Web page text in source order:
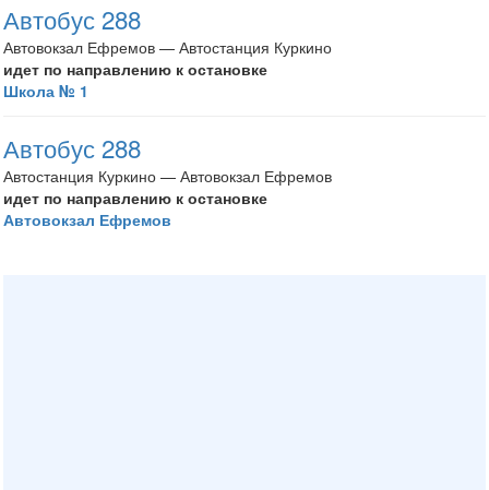
Автобус 288
Автовокзал Ефремов — Автостанция Куркино
идет по направлению к остановке
Школа № 1
Автобус 288
Автостанция Куркино — Автовокзал Ефремов
идет по направлению к остановке
Автовокзал Ефремов